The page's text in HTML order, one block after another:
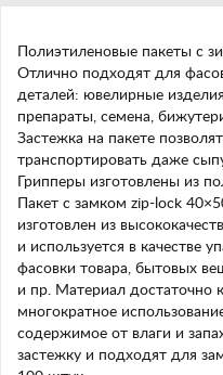
Полиэтиленовые пакеты с
Отлично подходят для
деталей: ювелирные
препараты, семена,
Застежка на пакете
транспортировать даже
Грипперы изготовлены из
Пакет с замком zip-lock
изготовлен из
и используется в качестве
фасовки товара, бытовых
и пр. Материал достаточно
многократное
содержимое от влаги и
застежку и подходят для